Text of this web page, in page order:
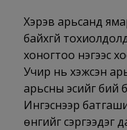
Хэрэв арьсанд
байхгүй
хоногтоо нэгээс
Учир нь үхэжсэн
арьсны эсийг бий
Ингэснээр
өнгийг сэргээдэг